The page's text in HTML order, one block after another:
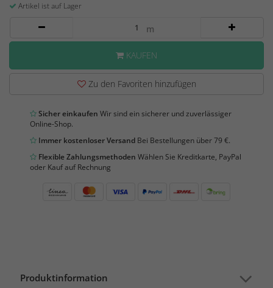
Artikel ist auf Lager
m
KAUFEN
Zu den Favoriten hinzufügen
Sicher einkaufen Wir sind ein sicherer und zuverlässiger
Online-Shop.
Immer kostenloser Versand Bei Bestellungen über 79 €.
Flexible Zahlungsmethoden Wählen Sie Kreditkarte, PayPal
oder Kauf auf Rechnung
Produktinformation